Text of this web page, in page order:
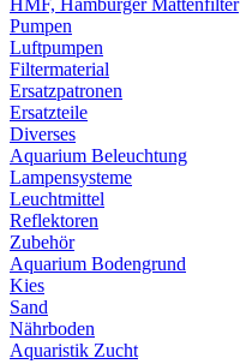
HMF, Hamburger Mattenfilter
Pumpen
Luftpumpen
Filtermaterial
Ersatzpatronen
Ersatzteile
Diverses
Aquarium Beleuchtung
Lampensysteme
Leuchtmittel
Reflektoren
Zubehör
Aquarium Bodengrund
Kies
Sand
Nährboden
Aquaristik Zucht